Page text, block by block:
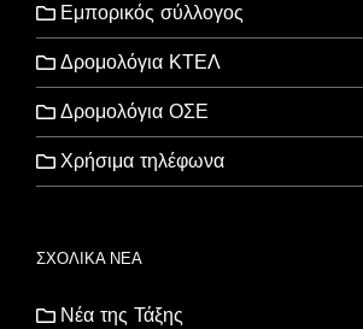
Εμπορικός σύλλογος
Δρομολόγια ΚΤΕΛ
Δρομολόγια ΟΣΕ
Χρήσιμα τηλέφωνα
ΣΧΟΛΙΚΑ ΝΕΑ
Νέα της Τάξης